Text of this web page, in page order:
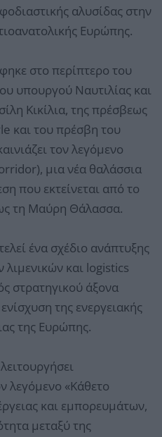
αλυσίδας στην
Ευρώπης.
στο περίπτερο του
υπουργού Ναυτιλίας και
Κικίλια, της πρέσβεως
και του πρέσβη του
τον λεγόμενο
μια νέα θαλάσσια
που εκτείνεται από το
τη Μαύρη Θάλασσα.
ένα σχέδιο ανάπτυξης
λιμενικών και logistics
στρατηγικού άξονα
της ενεργειακής
της Ευρώπης.
λεγόμενο «Κάθετο
και εμπορευμάτων,
μεταξύ της